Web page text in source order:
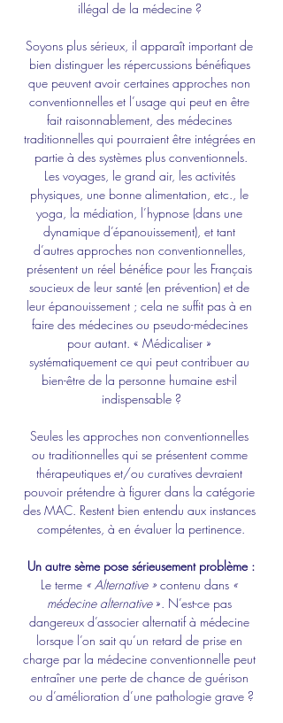
illégal de la médecine ?
Soyons plus sérieux, il apparaît important de
bien distinguer les répercussions bénéfiques
que peuvent avoir certaines approches non
conventionnelles et l’usage qui peut en être
fait raisonnablement, des médecines
traditionnelles qui pourraient être intégrées en
partie à des systèmes plus conventionnels.
Les voyages, le grand air, les activités
physiques, une bonne alimentation, etc., le
yoga, la médiation, l’hypnose (dans une
dynamique d’épanouissement), et tant
d’autres approches non conventionnelles,
présentent un réel bénéfice pour les Français
soucieux de leur santé (en prévention) et de
leur épanouissement ; cela ne suffit pas à en
faire des médecines ou pseudo-médecines
pour autant. « Médicaliser »
systématiquement ce qui peut contribuer au
bien-être de la personne humaine est-il
indispensable ?
Seules les approches non conventionnelles
ou traditionnelles qui se présentent comme
thérapeutiques et/ou curatives devraient
pouvoir prétendre à figurer dans la catégorie
des MAC. Restent bien entendu aux instances
compétentes, à en évaluer la pertinence.
Un autre sème pose sérieusement problème :
Le terme « Alternative » contenu dans «
médecine alternative ». N’est-ce pas
dangereux d’associer alternatif à médecine
lorsque l’on sait qu’un retard de prise en
charge par la médecine conventionnelle peut
entraîner une perte de chance de guérison
ou d’amélioration d’une pathologie grave ?